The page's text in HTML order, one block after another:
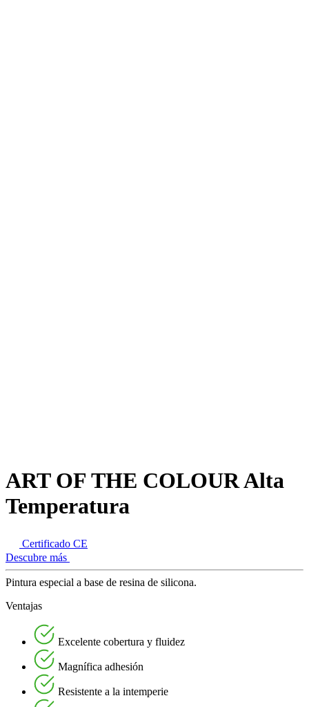
ART OF THE COLOUR Alta
Temperatura
Certificado CE
Descubre más
Pintura especial a base de resina de silicona.
Ventajas
Excelente cobertura y fluidez
Magnífica adhesión
Resistente a la intemperie